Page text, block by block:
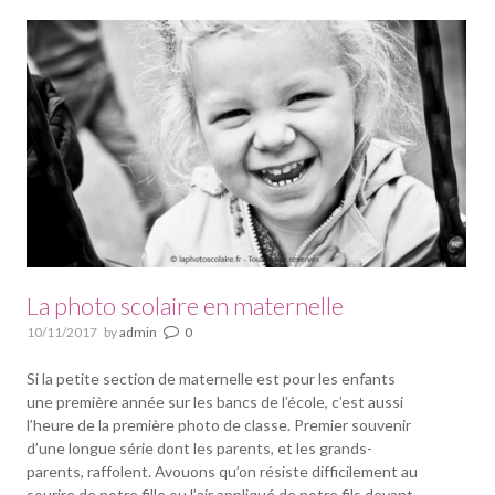
La photo scolaire en maternelle
10/11/2017 byadmin 0
Si la petite section de maternelle est pour les enfants
une première année sur les bancs de l’école, c’est aussi
l’heure de la première photo de classe. Premier souvenir
d’une longue série dont les parents, et les grands-
parents, raffolent. Avouons qu’on résiste difficilement au